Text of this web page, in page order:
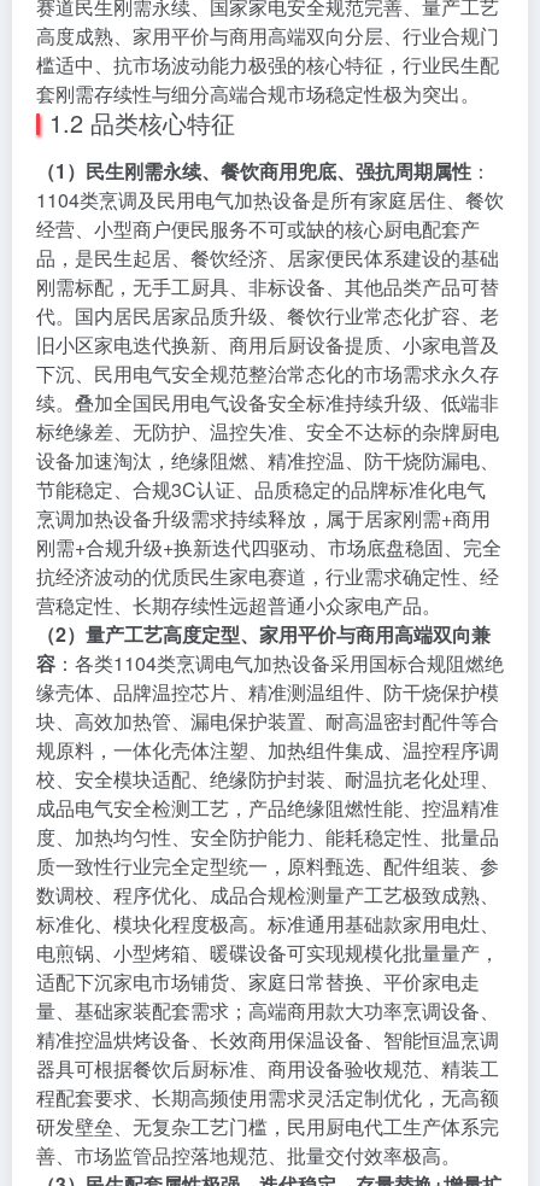
赛道民生刚需永续、国家家电安全规范完善、量产工艺
高度成熟、家用平价与商用高端双向分层、行业合规门
槛适中、抗市场波动能力极强的核心特征，行业民生配
套刚需存续性与细分高端合规市场稳定性极为突出。
1.2 品类核心特征
（1）民生刚需永续、餐饮商用兜底、强抗周期属性 ：
1104类烹调及民用电气加热设备是所有家庭居住、餐饮
经营、小型商户便民服务不可或缺的核心厨电配套产
品，是民生起居、餐饮经济、居家便民体系建设的基础
刚需标配，无手工厨具、非标设备、其他品类产品可替
代。国内居民居家品质升级、餐饮行业常态化扩容、老
旧小区家电迭代换新、商用后厨设备提质、小家电普及
下沉、民用电气安全规范整治常态化的市场需求永久存
续。叠加全国民用电气设备安全标准持续升级、低端非
标绝缘差、无防护、温控失准、安全不达标的杂牌厨电
设备加速淘汰，绝缘阻燃、精准控温、防干烧防漏电、
节能稳定、合规3C认证、品质稳定的品牌标准化电气
烹调加热设备升级需求持续释放，属于居家刚需+商用
刚需+合规升级+换新迭代四驱动、市场底盘稳固、完全
抗经济波动的优质民生家电赛道，行业需求确定性、经
营稳定性、长期存续性远超普通小众家电产品。
（2）量产工艺高度定型、家用平价与商用高端双向兼
容 ：各类1104类烹调电气加热设备采用国标合规阻燃绝
缘壳体、品牌温控芯片、精准测温组件、防干烧保护模
块、高效加热管、漏电保护装置、耐高温密封配件等合
规原料，一体化壳体注塑、加热组件集成、温控程序调
校、安全模块适配、绝缘防护封装、耐温抗老化处理、
成品电气安全检测工艺，产品绝缘阻燃性能、控温精准
度、加热均匀性、安全防护能力、能耗稳定性、批量品
质一致性行业完全定型统一，原料甄选、配件组装、参
数调校、程序优化、成品合规检测量产工艺极致成熟、
标准化、模块化程度极高。标准通用基础款家用电灶、
电煎锅、小型烤箱、暖碟设备可实现规模化批量量产，
适配下沉家电市场铺货、家庭日常替换、平价家电走
量、基础家装配套需求；高端商用款大功率烹调设备、
精准控温烘烤设备、长效商用保温设备、智能恒温烹调
器具可根据餐饮后厨标准、商用设备验收规范、精装工
程配套要求、长期高频使用需求灵活定制优化，无高额
研发壁垒、无复杂工艺门槛，民用厨电代工生产体系完
善、市场监管品控落地规范、批量交付效率极高。